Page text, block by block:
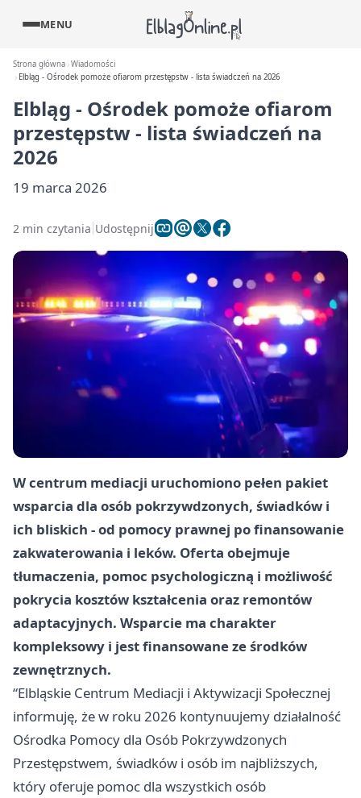
MENU
Strona główna Wiadomości
Elbląg - Ośrodek pomoże ofiarom przestępstw - lista świadczeń na 2026
Elbląg - Ośrodek pomoże ofiarom
przestępstw - lista świadczeń na
2026
19 marca 2026
2 min czytania Udostępnij
W centrum mediacji uruchomiono pełen pakiet
wsparcia dla osób pokrzywdzonych, świadków i
ich bliskich - od pomocy prawnej po finansowanie
zakwaterowania i leków. Oferta obejmuje
tłumaczenia, pomoc psychologiczną i możliwość
pokrycia kosztów kształcenia oraz remontów
adaptacyjnych. Wsparcie ma charakter
kompleksowy i jest finansowane ze środków
zewnętrznych.
“Elbląskie Centrum Mediacji i Aktywizacji Społecznej
informuję, że w roku 2026 kontynuujemy działalność
Ośrodka Pomocy dla Osób Pokrzywdzonych
Przestępstwem, świadków i osób im najbliższych,
który oferuje pomoc dla wszystkich osób